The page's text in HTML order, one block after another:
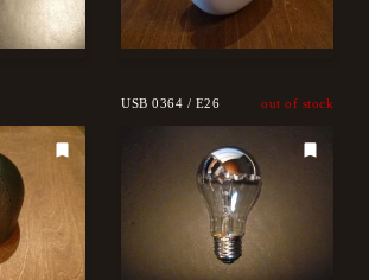
USB 0364 / E26 out of stock